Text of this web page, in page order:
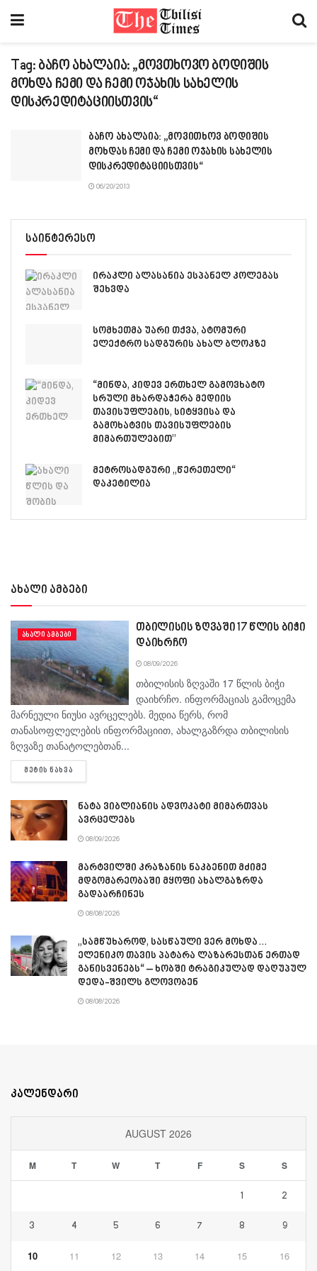
Tag: ბაჩო ახალაია: „მოვთხოვო ბოდიშის
მოხდა ჩემი და ჩემი ოჯახის სახელის
დისკრედიტაციისთვის“
ბაჩო ახალაია: „მოვითხოვ ბოდიშის
მოხდას ჩემი და ჩემი ოჯახის სახელის
დისკრედიტაციისთვის“
06/20/2013
საინტერესო
ირაკლი ალასანია ესპანელ კოლეგას
შეხვდა
სომხეთმა უარი თქვა, ატომური
ელექტრო სადგურის ახალ ბლოკზე
“მინდა, კიდევ ერთხელ გამოვხატო
სრული მხარდაჭერა მედიის
თავისუფლების, სიტყვისა და
გამოხატვის თავისუფლების
მიმართულებით”
მეტროსადგური „წერეთელი“
დაკეტილია
ახალი ამბები
ᲐᲮᲐᲚᲘ ᲐᲛᲑᲔᲑᲘ
თბილისის ზღვაში 17 წლის ბიჭი
დაიხრჩო
08/09/2026
თბილისის ზღვაში 17 წლის ბიჭი
დაიხრჩო. ინფორმაციას გამოცემა
მარნეული ნიუსი ავრცელებს. მედია წერს, რომ
თანასოფლელების ინფორმაციით, ახალგაზრდა თბილისის
ზღვაზე თანატოლებთან...
ᲛᲔᲢᲘᲡ ᲜᲐᲮᲕᲐ
ნატა ვიბლიანის ადვოკატი მიმართვას
ავრცელებს
08/09/2026
მარტვილში კრაზანის ნაკბენით მძიმე
მდგომარეობაში მყოფი ახალგაზრდა
გადაარჩინეს
08/08/2026
„სამწუხაროდ, სასწაული ვერ მოხდა…
ელენიკო თავის პატარა ლაზარესთან ერთად
განისვენებს“ – ხობში ტრაგიკულად დაღუპულ
დედა-შვილს გლოვობენ
08/08/2026
კალენდარი
AUGUST 2026
M T W T F S S
1 2
3 4 5 6 7 8 9
10 11 12 13 14 15 16